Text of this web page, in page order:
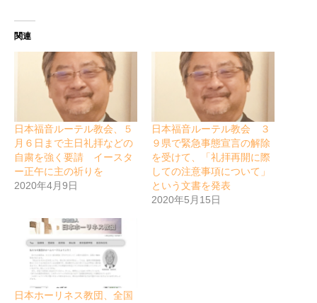
関連
日本福音ルーテル教会、５
月６日まで主日礼拝などの
自粛を強く要請 イースタ
ー正午に主の祈りを
2020年4月9日
日本福音ルーテル教会 ３
９県で緊急事態宣言の解除
を受けて、「礼拝再開に際
しての注意事項について」
という文書を発表
2020年5月15日
日本ホーリネス教団、全国